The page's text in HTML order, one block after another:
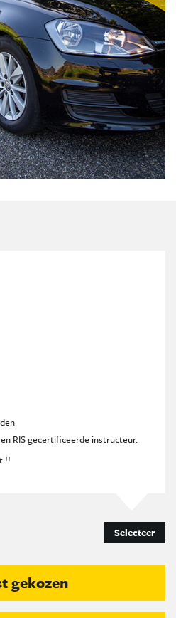
RIS gecertificeerde instructeur.
!!
Selecteer
gekozen